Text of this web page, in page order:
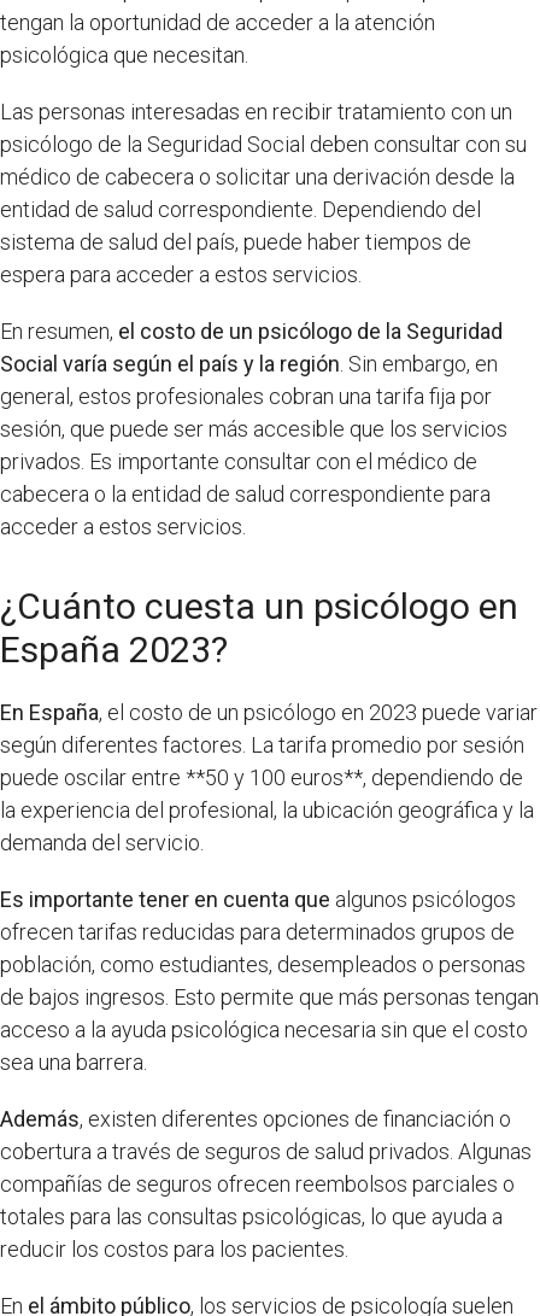
tengan la oportunidad de acceder a la atención
psicológica que necesitan.
Las personas interesadas en recibir tratamiento con un
psicólogo de la Seguridad Social deben consultar con su
médico de cabecera o solicitar una derivación desde la
entidad de salud correspondiente. Dependiendo del
sistema de salud del país, puede haber tiempos de
espera para acceder a estos servicios.
En resumen, el costo de un psicólogo de la Seguridad
Social varía según el país y la región . Sin embargo, en
general, estos profesionales cobran una tarifa fija por
sesión, que puede ser más accesible que los servicios
privados. Es importante consultar con el médico de
cabecera o la entidad de salud correspondiente para
acceder a estos servicios.
¿Cuánto cuesta un psicólogo en
España 2023?
En España, el costo de un psicólogo en 2023 puede variar
según diferentes factores. La tarifa promedio por sesión
puede oscilar entre **50 y 100 euros**, dependiendo de
la experiencia del profesional, la ubicación geográfica y la
demanda del servicio.
Es importante tener en cuenta que algunos psicólogos
ofrecen tarifas reducidas para determinados grupos de
población, como estudiantes, desempleados o personas
de bajos ingresos. Esto permite que más personas tengan
acceso a la ayuda psicológica necesaria sin que el costo
sea una barrera.
Además, existen diferentes opciones de financiación o
cobertura a través de seguros de salud privados. Algunas
compañías de seguros ofrecen reembolsos parciales o
totales para las consultas psicológicas, lo que ayuda a
reducir los costos para los pacientes.
En el ámbito público, los servicios de psicología suelen